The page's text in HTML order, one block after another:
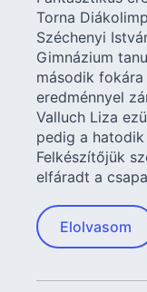
Torna
Széchenyi
Gimnázium
második
eredménnyel
Valluch Liza
pedig a
Felkészítőjük
elfáradt a
Elolvasom